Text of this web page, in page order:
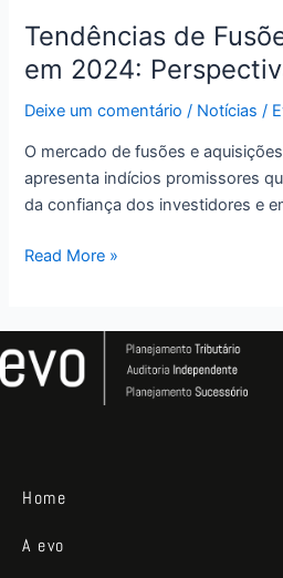
Tendências de
em 2024:
Deixe um comentário / Notícias /
O mercado de fusões e
apresenta indícios promissores
da confiança dos investidores e
Read More »
Home
A evo